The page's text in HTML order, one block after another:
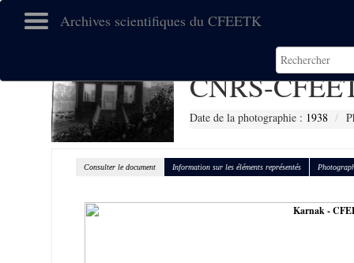
Archives scientifiques du CFEETK
CNRS-
Date de la photographie : 1938
Consulter le document Information sur les éléments représentés